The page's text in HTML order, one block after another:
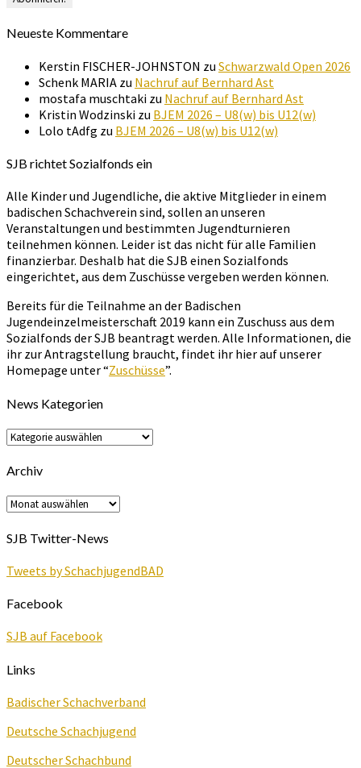
Neueste Kommentare
Kerstin FISCHER-JOHNSTON zu Schwarzwald Open 2026
Schenk MARIA zu Nachruf auf Bernhard Ast
mostafa muschtaki zu Nachruf auf Bernhard Ast
Kristin Wodzinski zu BJEM 2026 – U8(w) bis U12(w)
Lolo tAdfg zu BJEM 2026 – U8(w) bis U12(w)
SJB richtet Sozialfonds ein
Alle Kinder und Jugendliche, die aktive Mitglieder in einem
badischen Schachverein sind, sollen an unseren
Veranstaltungen und bestimmten Jugendturnieren
teilnehmen können. Leider ist das nicht für alle Familien
finanzierbar. Deshalb hat die SJB einen Sozialfonds
eingerichtet, aus dem Zuschüsse vergeben werden können.
Bereits für die Teilnahme an der Badischen
Jugendeinzelmeisterschaft 2019 kann ein Zuschuss aus dem
Sozialfonds der SJB beantragt werden. Alle Informationen, die
ihr zur Antragstellung braucht, findet ihr hier auf unserer
Homepage unter “Zuschüsse”.
News Kategorien
News
Kategorien
Archiv
Archiv
SJB Twitter-News
Tweets by SchachjugendBAD
Facebook
SJB auf Facebook
Links
Badischer Schachverband
Deutsche Schachjugend
Deutscher Schachbund